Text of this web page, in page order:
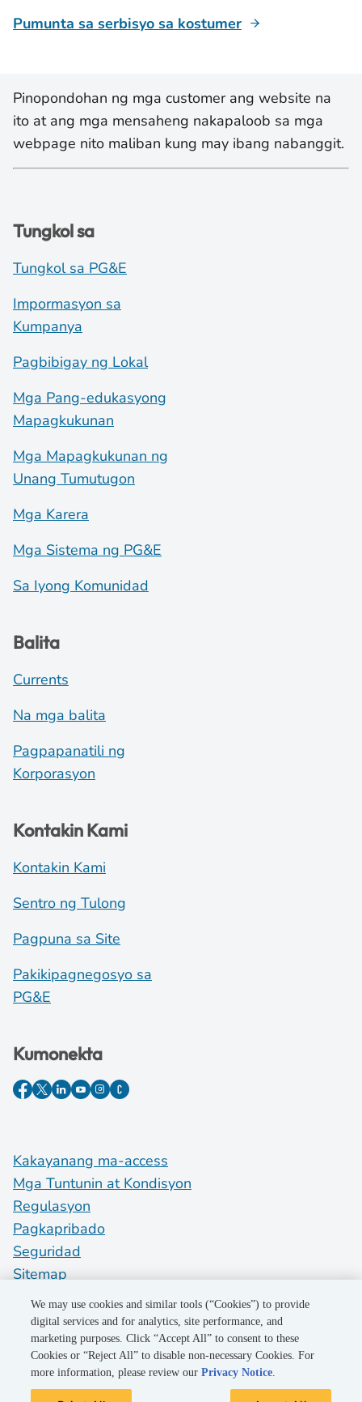
Pumunta sa serbisyo sa kostumer
Pinopondohan ng mga customer ang website na
ito at ang mga mensaheng nakapaloob sa mga
webpage nito maliban kung may ibang nabanggit.
Tungkol sa
Tungkol sa PG&E
Impormasyon sa
Kumpanya
Pagbibigay ng Lokal
Mga Pang-edukasyong
Mapagkukunan
Mga Mapagkukunan ng
Unang Tumutugon
Mga Karera
Mga Sistema ng PG&E
Sa Iyong Komunidad
Balita
Currents
Na mga balita
Pagpapanatili ng
Korporasyon
Kontakin Kami
Kontakin Kami
Sentro ng Tulong
Pagpuna sa Site
Pakikipagnegosyo sa
PG&E
Kumonekta
Kakayanang ma-access
Mga Tuntunin at Kondisyon
Regulasyon
Pagkapribado
Seguridad
Sitemap
Do Not Sell My Personal Information
©2026 Pacific Gas and Electric Company
We may use cookies and similar tools (“Cookies”) to provide
digital services and for analytics, site performance, and
marketing purposes. Click “Accept All” to consent to these
Cookies or “Reject All” to disable non-necessary Cookies. For
more information, please review ourPrivacy Notice.